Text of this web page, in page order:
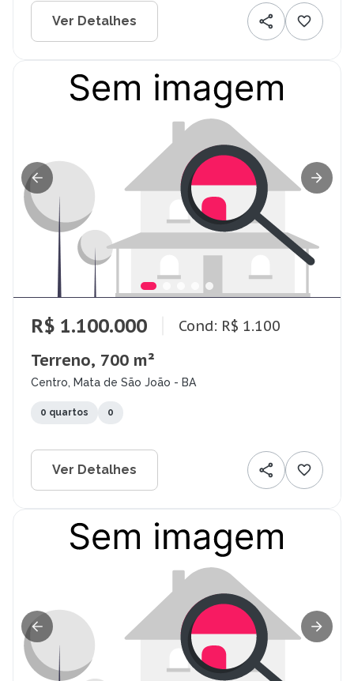
Ver Detalhes
R$ 1.100.000 Cond: R$ 1.100
Terreno, 700 m²
Centro, Mata de São João - BA
0 quartos 0
Ver Detalhes